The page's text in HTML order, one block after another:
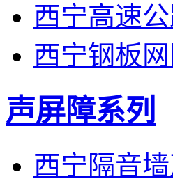
西宁高速
西宁钢板
声屏障系列
西宁隔音